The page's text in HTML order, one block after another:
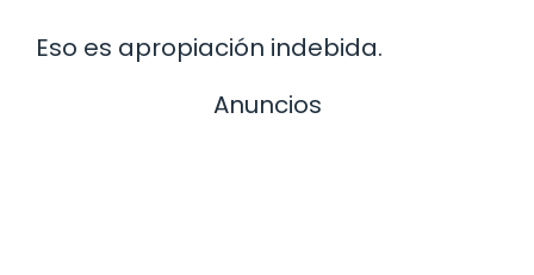
Eso es apropiación indebida.
Anuncios